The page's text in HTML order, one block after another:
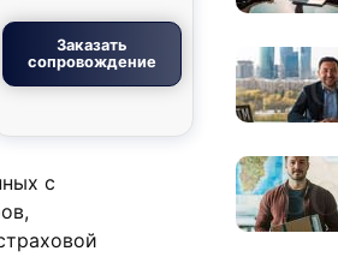
Заказать
сопровождение
с